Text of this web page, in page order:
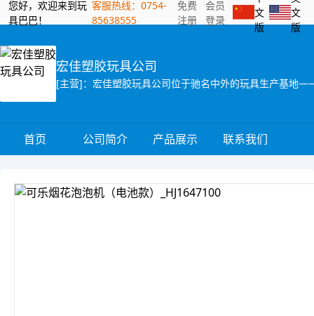
您好，欢迎来到玩
具巴巴！
客服热线：0754-
85638555
免费
注册
会员
登录
文
版
文
版
宏佳塑胶玩具公司
首页 公司简介 产品展示 联系我们